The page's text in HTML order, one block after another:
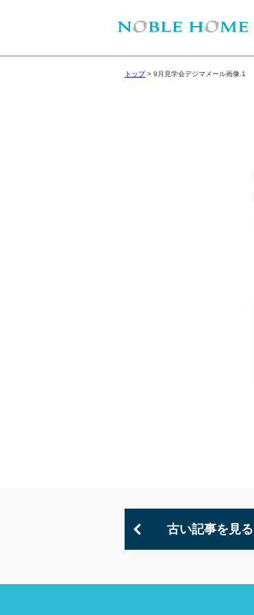
トップ> 9月見学会デジマメール画像.1
古い記事を見る